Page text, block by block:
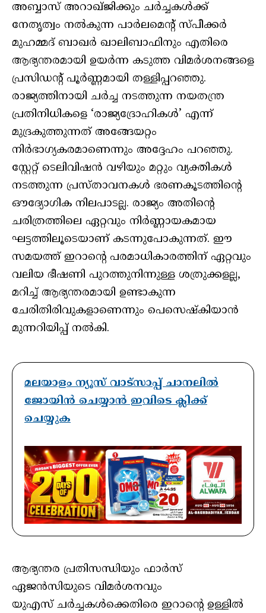
അബ്ബാസ് അറാഖ്ജിക്കും ചർച്ചകൾക്ക്
നേതൃത്വം നൽകുന്ന പാർലമെന്റ് സ്പീക്കർ
മുഹമ്മദ് ബാഖർ ഖാലിബാഫിനും എതിരെ
ആഭ്യന്തരമായി ഉയർന്ന കടുത്ത വിമർശനങ്ങളെ
പ്രസിഡന്റ് പൂർണ്ണമായി തള്ളിപ്പറഞ്ഞു.
രാജ്യത്തിനായി ചർച്ച നടത്തുന്ന നയതന്ത്ര
പ്രതിനിധികളെ ‘രാജ്യദ്രോഹികൾ’ എന്ന്
മുദ്രകുത്തുന്നത് അങ്ങേയറ്റം
നിർഭാഗ്യകരമാണെന്നും അദ്ദേഹം പറഞ്ഞു.
സ്റ്റേറ്റ് ടെലിവിഷൻ വഴിയും മറ്റും വ്യക്തികൾ
നടത്തുന്ന പ്രസ്താവനകൾ ഭരണകൂടത്തിന്റെ
ഔദ്യോഗിക നിലപാടല്ല. രാജ്യം അതിന്റെ
ചരിത്രത്തിലെ ഏറ്റവും നിർണ്ണായകമായ
ഘട്ടത്തിലൂടെയാണ് കടന്നുപോകുന്നത്. ഈ
സമയത്ത് ഇറാന്റെ പരമാധികാരത്തിന് ഏറ്റവും
വലിയ ഭീഷണി പുറത്തുനിന്നുള്ള ശത്രുക്കളല്ല,
മറിച്ച് ആഭ്യന്തരമായി ഉണ്ടാകുന്ന
ചേരിതിരിവുകളാണെന്നും പെസെഷ്‌കിയാൻ
മുന്നറിയിപ്പ് നൽകി.
മലയാളം ന്യൂസ് വാട്സാപ്പ് ചാനലിൽ
ജോയിൻ ചെയ്യാൻ ഇവിടെ ക്ലിക്ക്
ചെയ്യുക
ആഭ്യന്തര പ്രതിസന്ധിയും ഫാർസ്
ഏജൻസിയുടെ വിമർശനവും
യുഎസ് ചർച്ചകൾക്കെതിരെ ഇറാന്റെ ഉള്ളിൽ